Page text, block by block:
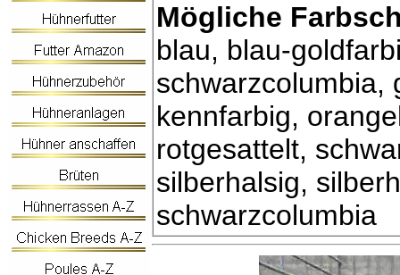
Mögliche
blau, blau-
schwarzcolumbia,
kennfarbig,
rotgesattelt,
silberhalsig,
schwarzcolumbia